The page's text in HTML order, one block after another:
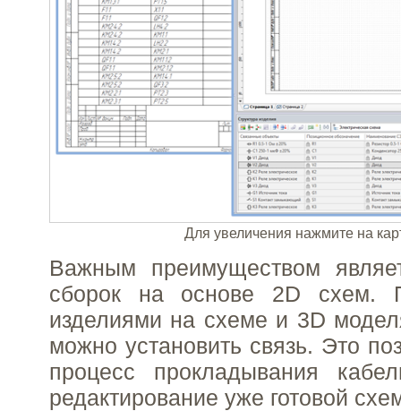
Для увеличения нажмите на
Важным преимуществом
сборок на основе 2D схем.
изделиями на схеме и 3D
можно установить связь. Это
процесс прокладывания
редактирование уже готовой